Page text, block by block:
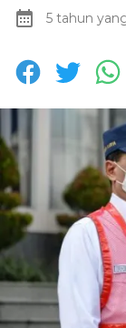
5 tahun